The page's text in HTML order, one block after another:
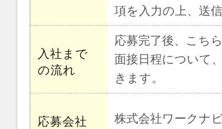
項を入力の上、送
入社まで
の流れ
応募完了後、こち
面接日程について
きます。
応募会社 株式会社ワークナ